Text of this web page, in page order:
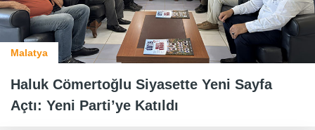
Malatya
Haluk Cömertoğlu Siyasette Yeni Sayfa
Açtı: Yeni Parti’ye Katıldı